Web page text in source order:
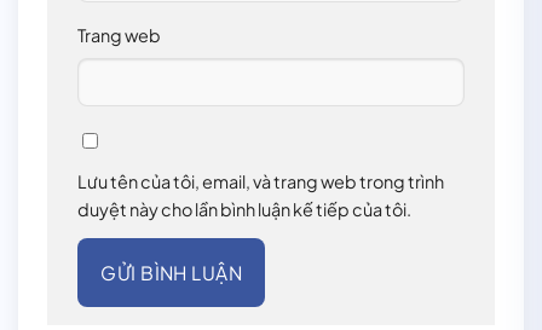
Trang web
Lưu tên của tôi, email, và trang web trong trình
duyệt này cho lần bình luận kế tiếp của tôi.